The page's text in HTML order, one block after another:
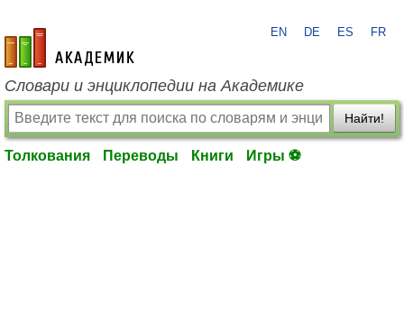
academic.ru
EN DE ES FR
Словари и энциклопедии на Академике
Найти!
Толкования Переводы Книги Игры ⚽